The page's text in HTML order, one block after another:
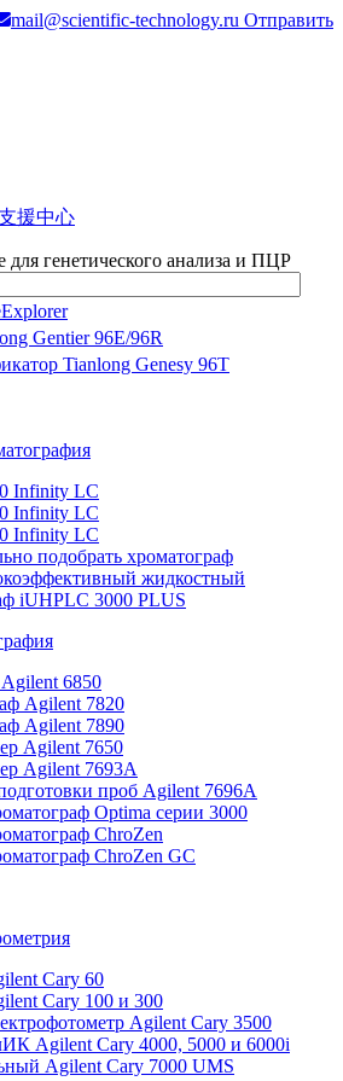
mail@scientific-technology.ru Отправить
援中心
для генетического анализа и ПЦР
Gentier 96E/96R
Tianlong Genesy 96T
Infinity LC
Infinity LC
Infinity LC
подобрать хроматограф
жидкостный
iUHPLC 3000 PLUS
6850
Agilent 7820
Agilent 7890
Agilent 7650
Agilent 7693A
проб Agilent 7696А
Optima серии 3000
ChroZen
ChroZen GC
Cary 60
Cary 100 и 300
Agilent Cary 3500
Agilent Cary 4000, 5000 и 6000i
Agilent Cary 7000 UMS